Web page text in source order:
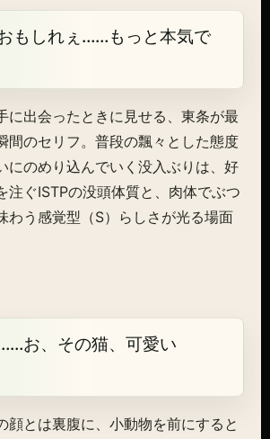
もしれぇ……もっと本気で
に出会ったときに見せる、東条が最
間のセリフ。普段の飄々とした態度
にのめり込んでいく没入ぶりは、好
注ぐISTPの没頭体質と、肉体でぶつ
わう感覚型（S）らしさが光る場面
お、その猫、可愛い
顔とは裏腹に、小動物を前にすると